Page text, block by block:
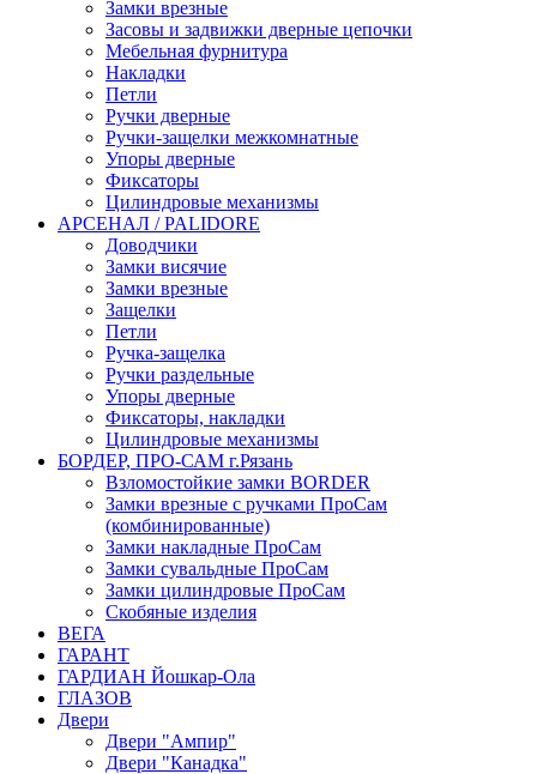
Замки врезные
Засовы и задвижки дверные цепочки
Мебельная фурнитура
Накладки
Петли
Ручки дверные
Ручки-защелки межкомнатные
Упоры дверные
Фиксаторы
Цилиндровые механизмы
АРСЕНАЛ / PALIDORE
Доводчики
Замки висячие
Замки врезные
Защелки
Петли
Ручка-защелка
Ручки раздельные
Упоры дверные
Фиксаторы, накладки
Цилиндровые механизмы
БОРДЕР, ПРО-САМ г.Рязань
Взломостойкие замки BORDER
Замки врезные с ручками ПроСам
(комбинированные)
Замки накладные ПроСам
Замки сувальдные ПроСам
Замки цилиндровые ПроСам
Скобяные изделия
ВЕГА
ГАРАНТ
ГАРДИАН Йошкар-Ола
ГЛАЗОВ
Двери
Двери "Ампир"
Двери "Канадка"